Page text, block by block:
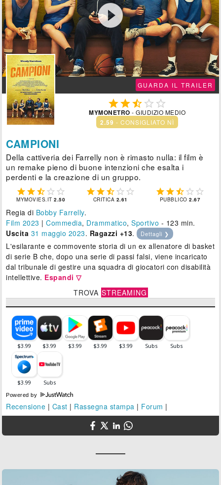

GUARDA IL TRAILER
  
MYMONETRO - GIUDIZIO MEDIO
2.59 - CONSIGLIATO NÌ
CAMPIONI
Della cattiveria dei Farrelly non è rimasto nulla: il film è
un remake pieno di buone intenzioni che esalta i
perdenti e la creazione di un gruppo.
    
MYMOVIES.IT2.50
    
CRITICA 2.61
    
PUBBLICO2.67
Regia di Bobby Farrelly.
Film 2023 |Commedia, Drammatico,Sportivo - 123 min.
Uscita 31 maggio 2023. Ragazzi +13. Dettagli ❯
L'esilarante e commovente storia di un ex allenatore di basket
di serie B che, dopo una serie di passi falsi, viene incaricato
dal tribunale di gestire una squadra di giocatori con disabilità
intellettive. Espandi ▽
TROVA STREAMING
Powered by
Recensione | Cast | Rassegna stampa | Forum |